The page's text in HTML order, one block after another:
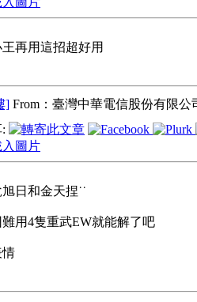
再用這招超好用
] From：臺灣中華電信股份有限公
日和金天捏˙˙
用4隻重武EW就能解了吧